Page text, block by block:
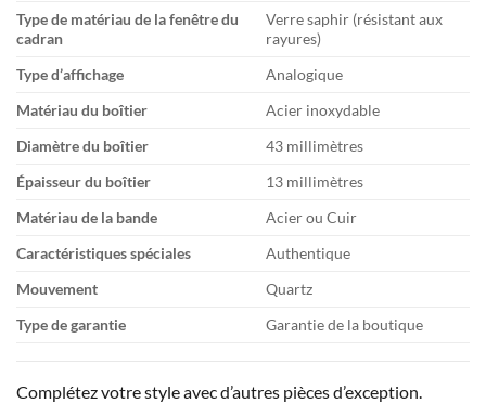
Type de matériau de la fenêtre du
cadran
Verre saphir (résistant aux
rayures)
Type d’affichage
Analogique
Matériau du boîtier
Acier inoxydable
Diamètre du boîtier
43 millimètres
Épaisseur du boîtier
13 millimètres
Matériau de la bande
Acier ou Cuir
Caractéristiques spéciales
Authentique
Mouvement
Quartz
Type de garantie
Garantie de la boutique
Complétez votre style avec d’autres pièces d’exception.